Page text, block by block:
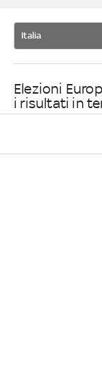
Italia
Elezioni
i risultati in